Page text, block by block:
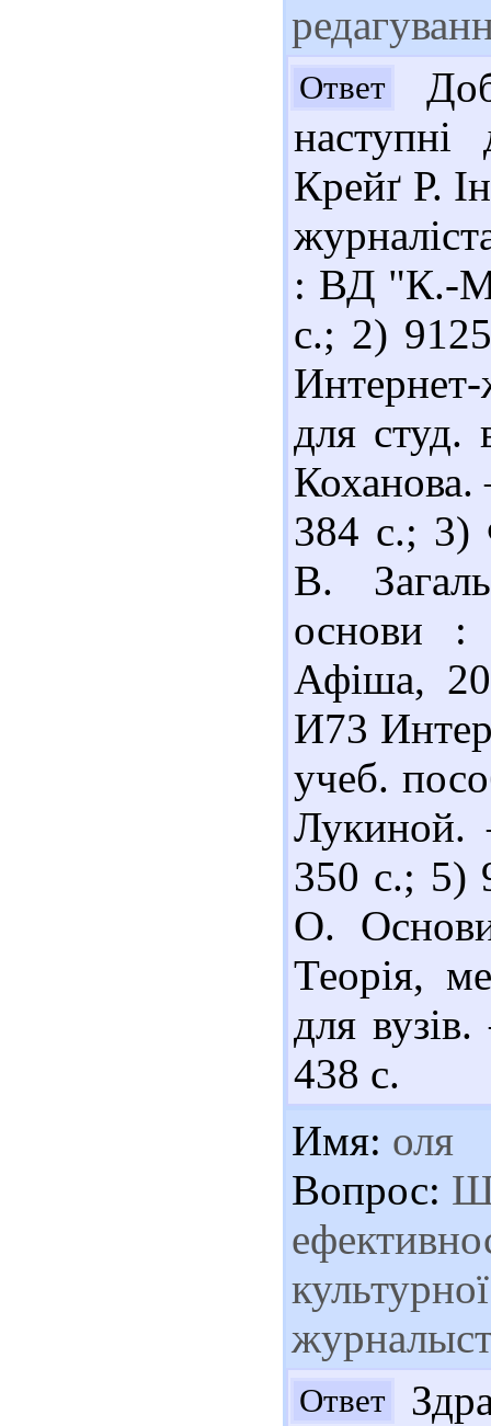
Ответ
Крейґ Р.
: ВД "К.-
с.; 2)
для
384 с.; 3)
В.
основи :
Афіша,
И73
учеб.
Лукиной.
350 с.; 5)
О. Основи
Теорія,
для
438 с.
Имя: оля
Вопрос:
Ответ